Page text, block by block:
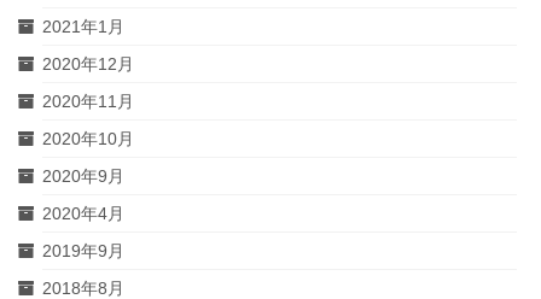
2021年1月
2020年12月
2020年11月
2020年10月
2020年9月
2020年4月
2019年9月
2018年8月